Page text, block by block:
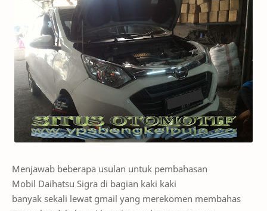
Menjawab beberapa usulan untuk pembahasan
Mobil Daihatsu Sigra di bagian kaki kaki
banyak sekali lewat gmail yang merekomen membahas